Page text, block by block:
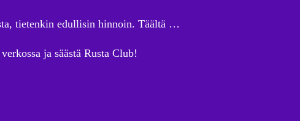
tietenkin edullisin hinnoin. Täältä …
ja säästä Rusta Club!